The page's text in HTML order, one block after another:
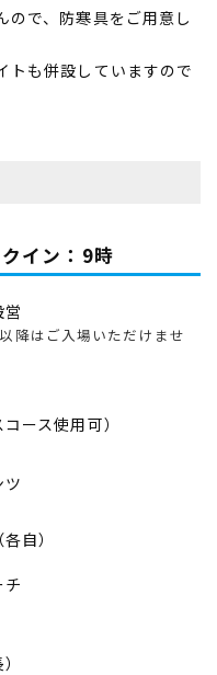
ので、防寒具をご用意し
トも併設していますので
イン：9時
降はご入場いただけませ
ース使用可）
自）